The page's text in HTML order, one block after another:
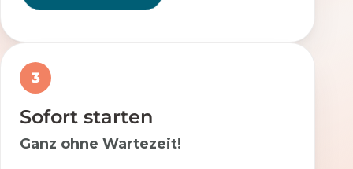
3
Sofort starten
Ganz ohne Wartezeit!